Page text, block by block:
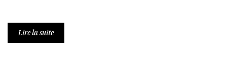
Lire la suite